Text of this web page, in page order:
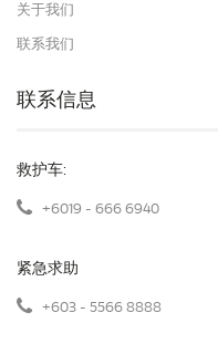
关于我们
联系我们
联系信息
救护车:
+6019 - 666 6940
紧急求助
+603 - 5566 8888